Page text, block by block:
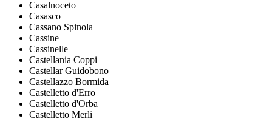
Casalnoceto
Casasco
Cassano Spinola
Cassine
Cassinelle
Castellania Coppi
Castellar Guidobono
Castellazzo Bormida
Castelletto d'Erro
Castelletto d'Orba
Castelletto Merli